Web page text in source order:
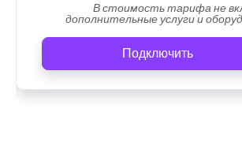
В стоимость тарифа не
дополнительные услуги и
Подключить